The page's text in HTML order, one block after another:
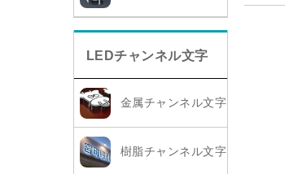
LEDチャンネル文字
金属チャンネル文字
樹脂チャンネル文字